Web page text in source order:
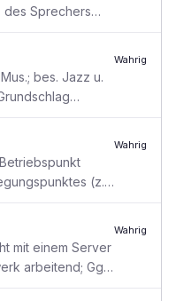
des Sprechers
bes. Jazz u.
Wahrig
Betriebspunkt
(z.
Wahrig
mit einem Server
arbeitend; Ggs
Wahrig